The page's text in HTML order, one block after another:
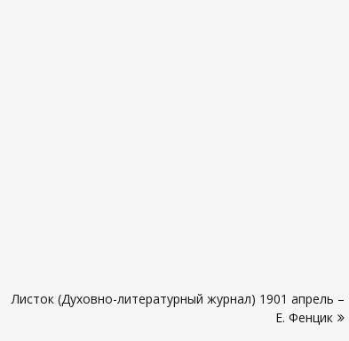
Листок (Духовно-литературный журнал) 1901 апрель –
Е. Фенцик